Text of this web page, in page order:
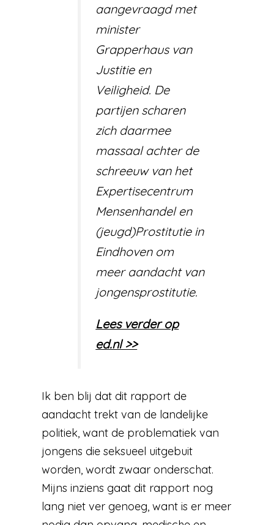
aangevraagd met
minister
Grapperhaus van
Justitie en
Veiligheid. De
partijen scharen
zich daarmee
massaal achter de
schreeuw van het
Expertisecentrum
Mensenhandel en
(jeugd)Prostitutie in
Eindhoven om
meer aandacht van
jongensprostitutie.
Lees verder op
ed.nl >>
Ik ben blij dat dit rapport de
aandacht trekt van de landelijke
politiek, want de problematiek van
jongens die seksueel uitgebuit
worden, wordt zwaar onderschat.
Mijns inziens gaat dit rapport nog
lang niet ver genoeg, want is er meer